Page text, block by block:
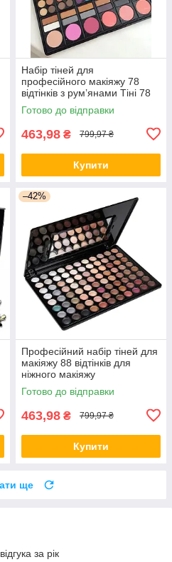
Набір тіней для
професійного макіяжу 78
відтінків з рум’янами Тіні 78
відтінків від МС
Готово до відправки
463,98 ₴ 799,97 ₴
Купити
–42%
Професійний набір тіней для
макіяжу 88 відтінків для
ніжного макіяжу
Готово до відправки
463,98 ₴ 799,97 ₴
Купити
ще
за рік